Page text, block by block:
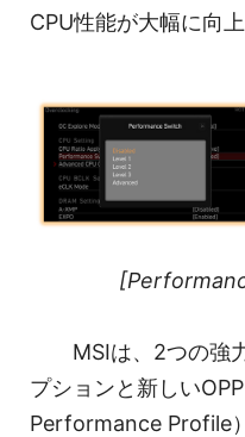
CPU性能が大幅に向上
MSIは、2つの強
プションと新しい
Performance Profile